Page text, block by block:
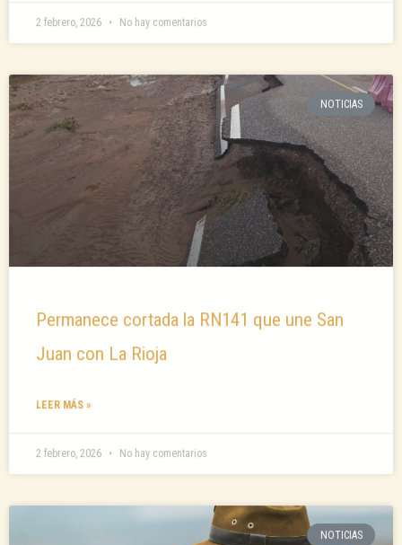
2 febrero, 2026 No hay comentarios
NOTICIAS
Permanece cortada la RN141 que une San
Juan con La Rioja
LEER MÁS »
2 febrero, 2026 No hay comentarios
NOTICIAS